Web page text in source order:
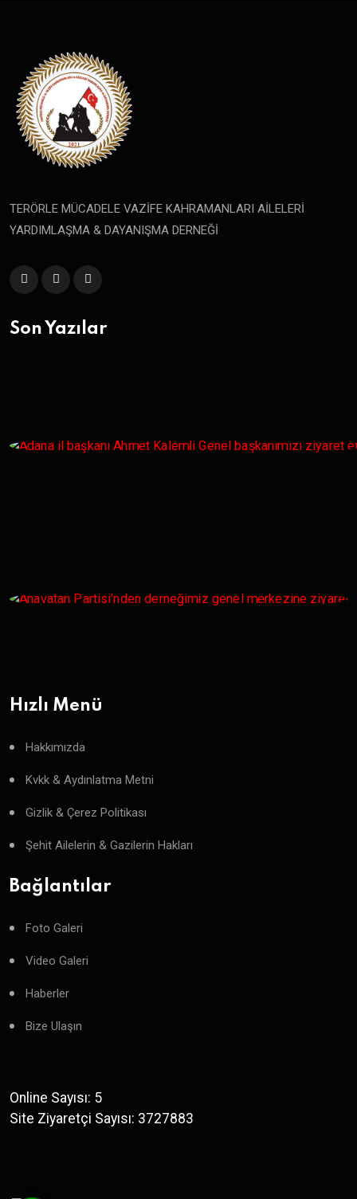
TERÖRLE MÜCADELE VAZİFE KAHRAMANLARI AİLELERİ
YARDIMLAŞMA & DAYANIŞMA DERNEĞİ
Son Yazılar
Hızlı Menü
Hakkımızda
Kvkk & Aydınlatma Metni
Gizlik & Çerez Politikası
Şehit Ailelerin & Gazilerin Hakları
Bağlantılar
Foto Galeri
Video Galeri
Haberler
Bize Ulaşın
Online Sayısı: 5
Site Ziyaretçi Sayısı: 3727883